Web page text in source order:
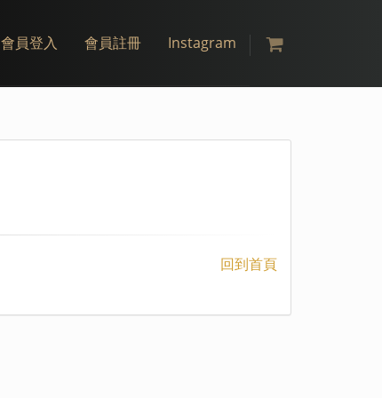
會員登入 會員註冊 Instagram
回到首頁